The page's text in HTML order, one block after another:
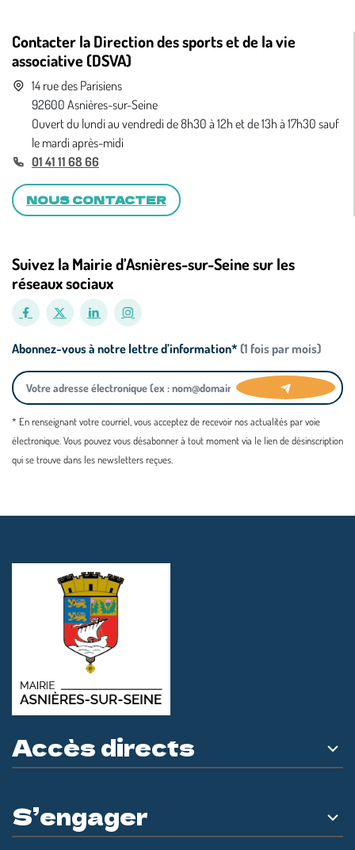
Contacter la Direction des sports et de la vie
associative (DSVA)
14 rue des Parisiens
92600 Asnières-sur-Seine
Ouvert du lundi au vendredi de 8h30 à 12h et de 13h à 17h30 sauf
le mardi après-midi
01 41 11 68 66
NOUS CONTACTER
Suivez la Mairie d’Asnières-sur-Seine sur les
réseaux sociaux
Abonnez-vous à notre lettre d’information* (1 fois par mois)
* En renseignant votre courriel, vous acceptez de recevoir nos actualités par voie
électronique. Vous pouvez vous désabonner à tout moment via le lien de désinscription
qui se trouve dans les newsletters reçues.
Accès directs
S’engager